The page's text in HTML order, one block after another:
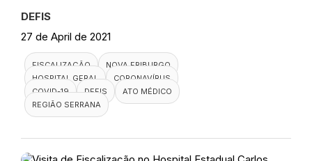
DEFIS
27 de April de 2021
FISCALIZAÇÃO
NOVA FRIBURGO
HOSPITAL GERAL
CORONAVÍRUS
COVID-19
DEFIS
ATO MÉDICO
REGIÃO SERRANA